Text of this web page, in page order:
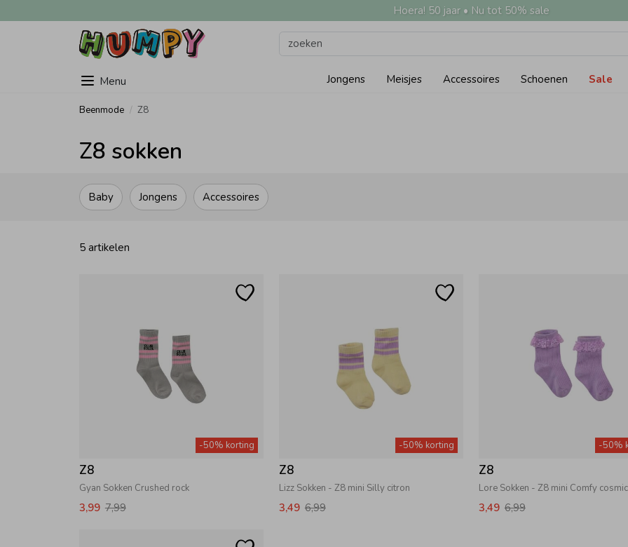
Hoera! 50 jaar • Nu tot 50% sale
Menu Jongens Meisjes Accessoires Schoenen Sale
Beenmode Z8
Z8 sokken
Jongens Accessoires
Baby
5 artikelen
-50% korting
Z8
Gyan Sokken Crushed rock
3,99 7,99
-50% korting
Z8
Lizz Sokken - Z8 mini Silly citron
3,49 6,99
-50%
Z8
Lore Sokken - Z8 mini Comfy cosmic
3,49 6,99